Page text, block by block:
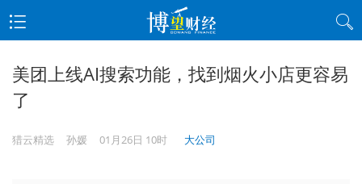
美团上线AI搜索功能，找到烟火小店更容易
了
猎云精选 孙媛 01月26日 10时 大公司